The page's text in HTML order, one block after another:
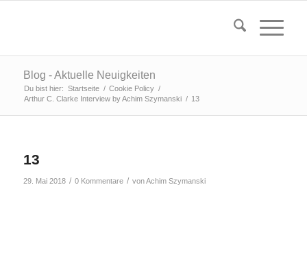
Blog - Aktuelle Neuigkeiten
Du bist hier: Startseite / Cookie Policy /
Arthur C. Clarke Interview by Achim Szymanski / 13
13
29. Mai 2018 / 0 Kommentare / vonAchim Szymanski